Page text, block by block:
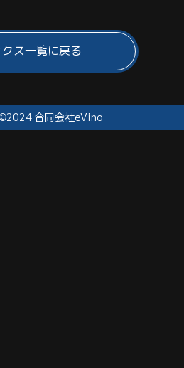
クス一覧に戻る
合同会社eVino